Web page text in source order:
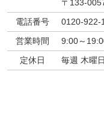
〒133-
電話番号
0120-922-
営業時間
9:00～
定休日
毎週 木曜日